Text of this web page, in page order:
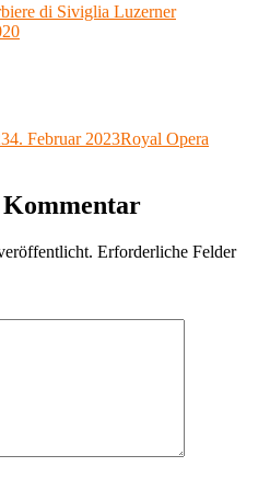
di Siviglia Luzerner
4. Februar 2023Kategorien
Royal Opera
Kommentar
Erforderliche Felder